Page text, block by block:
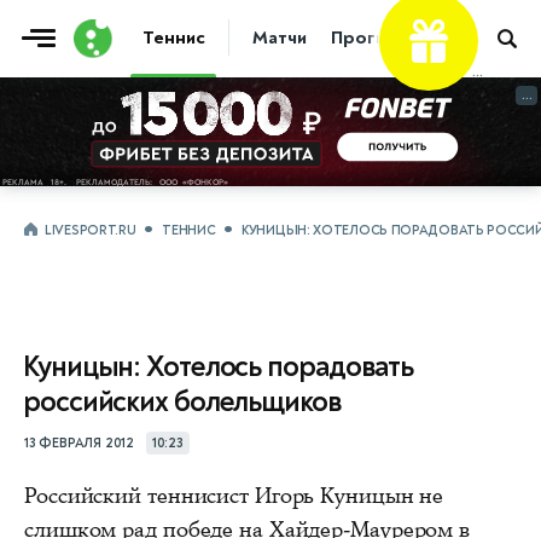
Теннис Матчи Прогнозы Новости
...
...
LIVESPORT.RU ТЕННИС КУНИЦЫН: ХОТЕЛОСЬ ПОРАДОВАТЬ
Куницын: Хотелось порадовать
российских болельщиков
13 ФЕВРАЛЯ 2012 10:23
Российский теннисист Игорь Куницын не
слишком рад победе на Хайдер-Маурером в